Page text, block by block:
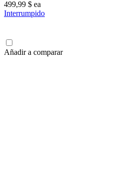
499,99 $ ea
Interrumpido
Añadir a comparar